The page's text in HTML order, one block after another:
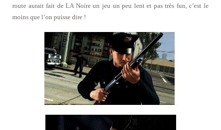
route aurait fait de LA Noire un jeu un peu lent et pas très fun, c’est le
moins que l’on puisse dire !